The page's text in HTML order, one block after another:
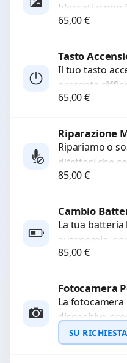
bloccati o non
servizio di
65,00€
Tasto
Il tuo tasto
presenta
professionale
65,00€
Riparazione
Ripariamo o
difettosi che
audio delle
di...
85,00€
Cambio
La tua batteria
autonomia,
lenta o cicli di
85,00€
Fotocamera
La
dispositivo
Interveniamo
immagini
SU RICHIESTA